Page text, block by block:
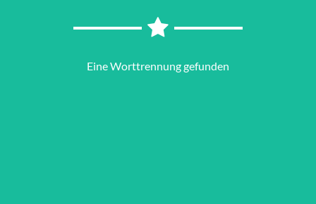
Eine Worttrennung gefunden